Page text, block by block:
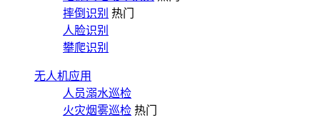
摔倒识别 热门
人脸识别
攀爬识别
无人机应用
人员溺水巡检
火灾烟雾巡检 热门